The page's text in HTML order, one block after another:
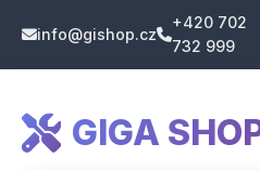
info@gishop.cz
+420 702
732 999
GIGA